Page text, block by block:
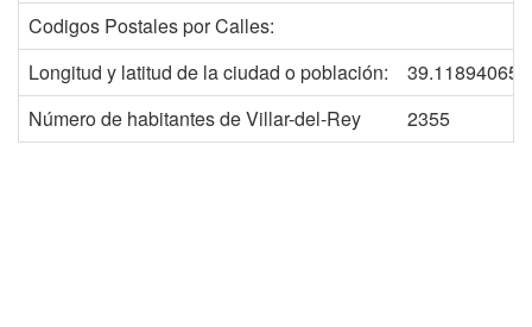
Codigos Postales por Calles:
Longitud y latitud de la ciudad o población:
Número de habitantes de Villar-del-Rey
2355